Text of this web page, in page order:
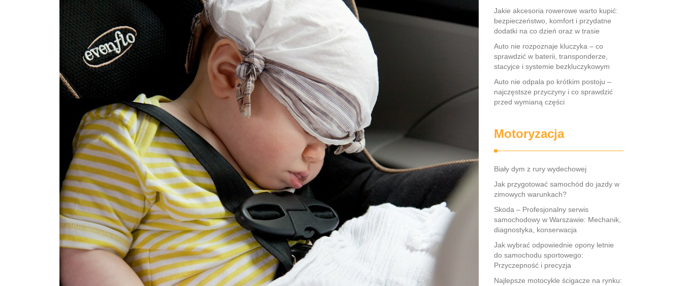
Jakie akcesoria rowerowe warto kupić:
bezpieczeństwo, komfort i przydatne
dodatki na co dzień oraz w trasie
Auto nie rozpoznaje kluczyka – co
sprawdzić w baterii, transponderze,
stacyjce i systemie bezkluczykowym
Auto nie odpala po krótkim postoju –
najczęstsze przyczyny i co sprawdzić
przed wymianą części
Motoryzacja
Biały dym z rury wydechowej
Jak przygotować samochód do jazdy w
zimowych warunkach?
Skoda – Profesjonalny serwis
samochodowy w Warszawie: Mechanik,
diagnostyka, konserwacja
Jak wybrać odpowiednie opony letnie
do samochodu sportowego:
Przyczepność i precyzja
Najlepsze motocykle ścigacze na rynku: